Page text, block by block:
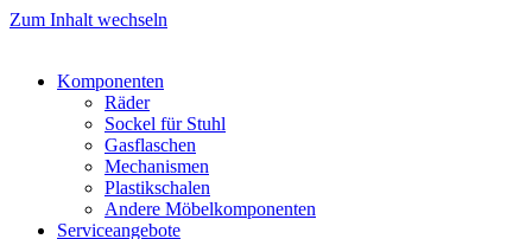
Zum Inhalt wechseln
Komponenten
Räder
Sockel für Stuhl
Gasflaschen
Mechanismen
Plastikschalen
Andere Möbelkomponenten
Serviceangebote